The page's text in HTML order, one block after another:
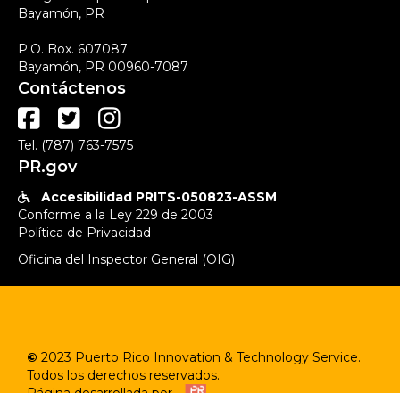
Bayamón, PR
P.O. Box. 607087
Bayamón, PR 00960-7087
Contáctenos
  
Tel. (787) 763-7575
PR.gov

Accesibilidad PRITS-050823-ASSM
Conforme a la Ley 229 de 2003
Política de Privacidad
Oficina del Inspector General (OIG)
© 2023 Puerto Rico Innovation & Technology Service.
Todos los derechos reservados.